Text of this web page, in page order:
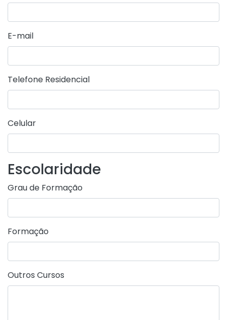
E-mail
Telefone Residencial
Celular
Escolaridade
Grau de Formação
Formação
Outros Cursos